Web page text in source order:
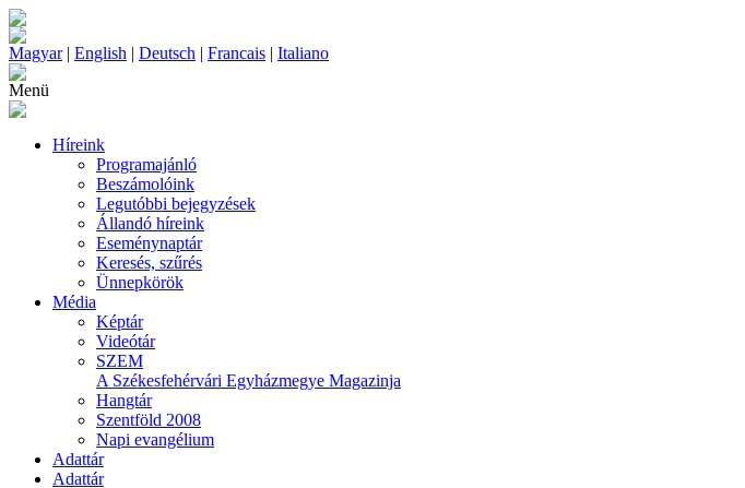
Magyar| English | Deutsch | Francais | Italiano
Menü
Híreink
Programajánló
Beszámolóink
Legutóbbi bejegyzések
Állandó híreink
Eseménynaptár
Keresés, szűrés
Ünnepkörök
Média
Képtár
Videótár
SZEM
A Székesfehérvári Egyházmegye Magazinja
Hangtár
Szentföld 2008
Napi evangélium
Adattár
Adattár